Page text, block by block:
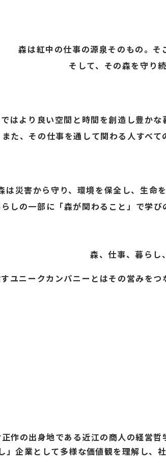
森は紅中の仕事の源泉そのもの。そ
そして、その森を守り
はより良い空間と時間を創造し豊かな
また、その仕事を通して関わる人すべ
は災害から守り、環境を保全し、生命
しの一部に「森が関わること」で学
森、仕事、暮らし
ユニークカンパニーとはその営みを
作の出身地である近江の商人の経営
」企業として多様な価値観を理解し